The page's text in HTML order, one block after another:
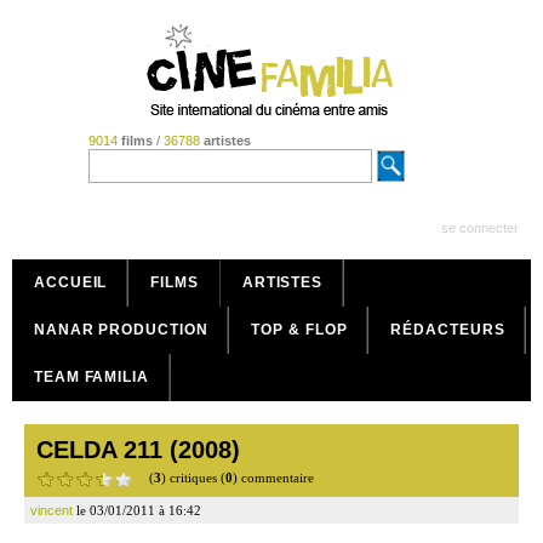
9014 films/ 36788 artistes
se connecter
ACCUEIL FILMS ARTISTES
NANAR PRODUCTION TOP & FLOP RÉDACTEURS
TEAM FAMILIA
CELDA 211 (2008)
(3) critiques (0) commentaire
vincent le 03/01/2011 à 16:42